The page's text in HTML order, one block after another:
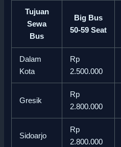
Tujuan
Sewa
Bus
Big Bus
50-59 Seat
Dalam
Kota
Rp
2.500.000
Gresik
Rp
2.800.000
Sidoarjo
Rp
2.800.000